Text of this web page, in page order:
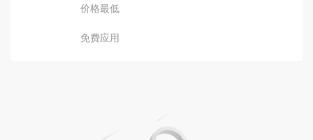
价格最低
免费应用